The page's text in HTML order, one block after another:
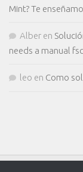
Mint? Te
Alber en
needs a manual
leo en Como